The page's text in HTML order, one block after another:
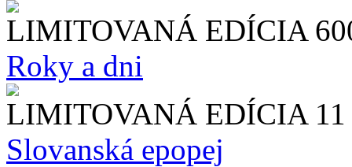
LIMITOVANÁ EDÍCIA
Roky a dni
LIMITOVANÁ EDÍCIA
Slo​vanská epopej